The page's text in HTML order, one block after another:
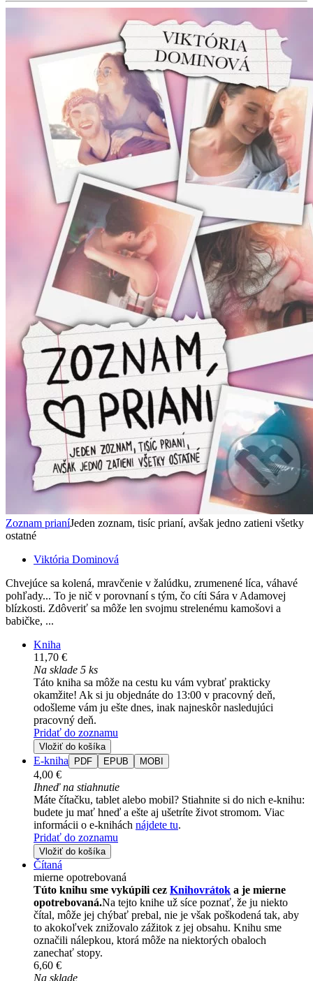
Zoznam prianíJeden zoznam, tisíc prianí, avšak jedno zatieni všetky
ostatné
Viktória Dominová
Chvejúce sa kolená, mravčenie v žalúdku, zrumenené líca, váhavé
pohľady... To je nič v porovnaní s tým, čo cíti Sára v Adamovej
blízkosti. Zdôveriť sa môže len svojmu strelenému kamošovi a
babičke, ...
Kniha
11,70 €
Na sklade 5 ks
Táto kniha sa môže na cestu ku vám vybrať prakticky
okamžite! Ak si ju objednáte do 13:00 v pracovný deň,
odošleme vám ju ešte dnes, inak najneskôr nasledujúci
pracovný deň.
Pridať do zoznamu
Vložiť do košíka
E-kniha PDF EPUB MOBI
4,00 €
Ihneď na stiahnutie
Máte čítačku, tablet alebo mobil? Stiahnite si do nich e-knihu:
budete ju mať hneď a ešte aj ušetríte život stromom. Viac
informácii o e-knihách nájdete tu.
Pridať do zoznamu
Vložiť do košíka
Čítaná
mierne opotrebovaná
Túto knihu sme vykúpili cez Knihovrátok a je mierne
opotrebovaná.Na tejto knihe už síce poznať, že ju niekto
čítal, môže jej chýbať prebal, nie je však poškodená tak, aby
to akokoľvek znižovalo zážitok z jej obsahu. Knihu sme
označili nálepkou, ktorá môže na niektorých obaloch
zanechať stopy.
6,60 €
Na sklade